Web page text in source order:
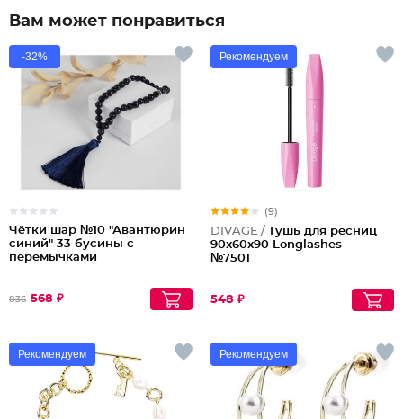
Вам может понравиться
-32%
Чётки шар №10 "Авантюрин
синий" 33 бусины с
перемычками
836 568 ₽
Рекомендуем
(9)
DIVAGE / Тушь для ресниц
90x60x90 Longlashes
№7501
548 ₽
Рекомендуем Рекомендуем